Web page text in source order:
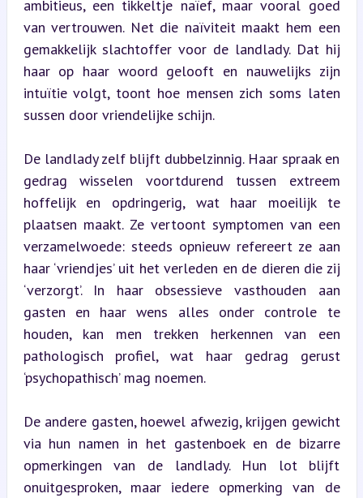
ambitieus, een tikkeltje naïef, maar vooral goed
van vertrouwen. Net die naïviteit maakt hem een
gemakkelijk slachtoffer voor de landlady. Dat hij
haar op haar woord gelooft en nauwelijks zijn
intuïtie volgt, toont hoe mensen zich soms laten
sussen door vriendelijke schijn.
De landlady zelf blijft dubbelzinnig. Haar spraak en
gedrag wisselen voortdurend tussen extreem
hoffelijk en opdringerig, wat haar moeilijk te
plaatsen maakt. Ze vertoont symptomen van een
verzamelwoede: steeds opnieuw refereert ze aan
haar ‘vriendjes’ uit het verleden en de dieren die zij
‘verzorgt’. In haar obsessieve vasthouden aan
gasten en haar wens alles onder controle te
houden, kan men trekken herkennen van een
pathologisch profiel, wat haar gedrag gerust
‘psychopathisch’ mag noemen.
De andere gasten, hoewel afwezig, krijgen gewicht
via hun namen in het gastenboek en de bizarre
opmerkingen van de landlady. Hun lot blijft
onuitgesproken, maar iedere opmerking van de